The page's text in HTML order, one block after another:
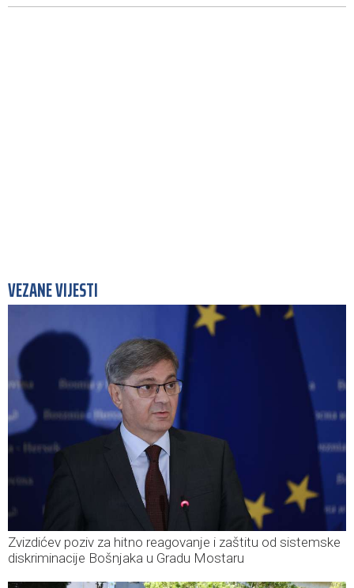
VEZANE VIJESTI
Zvizdićev poziv za hitno reagovanje i zaštitu od sistemske
diskriminacije Bošnjaka u Gradu Mostaru